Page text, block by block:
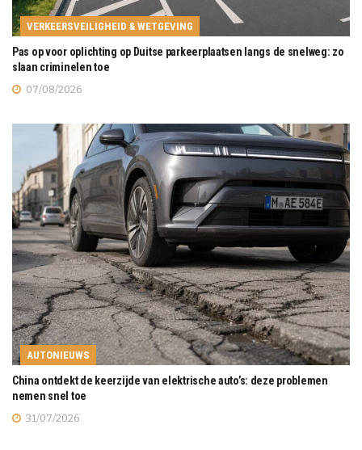
VERKEERSVEILIGHEID & WETGEVING
Pas op voor oplichting op Duitse parkeerplaatsen langs de snelweg: zo
slaan criminelen toe
07/08/2026
AUTONIEUWS
China ontdekt de keerzijde van elektrische auto’s: deze problemen
nemen snel toe
31/07/2026